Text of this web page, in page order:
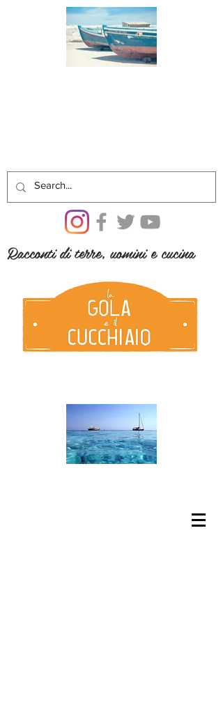
Racconti di terre, uomini e cucina